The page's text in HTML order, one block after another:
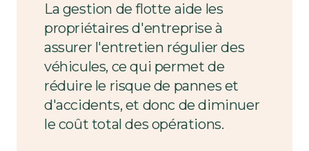
La gestion de flotte aide les
propriétaires d'entreprise à
assurer l'entretien régulier des
véhicules, ce qui permet de
réduire le risque de pannes et
d'accidents, et donc de diminuer
le coût total des opérations.